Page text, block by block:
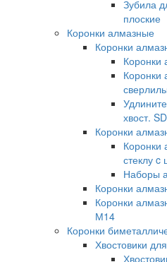
Зубила
плоские
Коронки алмазные
Коронки
Коронки
Коронки
хвост.
Коронки
стеклу
Наборы
Коронки
Коронки
М14
Коронки
Хвостовики